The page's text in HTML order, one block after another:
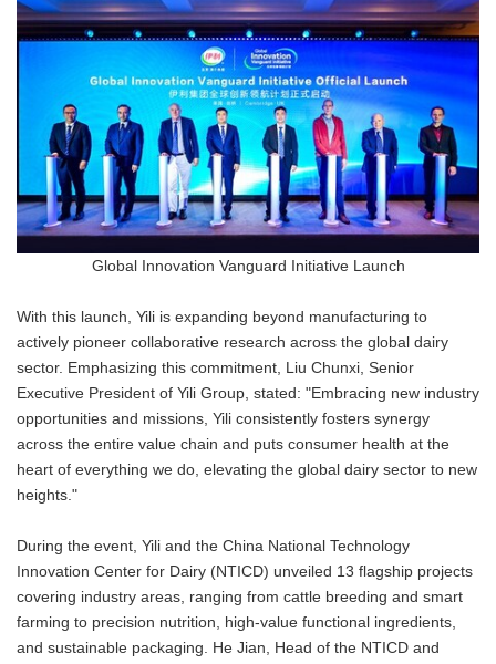
Global Innovation Vanguard Initiative Launch
With this launch, Yili is expanding beyond manufacturing to
actively pioneer collaborative research across the global dairy
sector. Emphasizing this commitment, Liu Chunxi, Senior
Executive President of Yili Group, stated: "Embracing new industry
opportunities and missions, Yili consistently fosters synergy
across the entire value chain and puts consumer health at the
heart of everything we do, elevating the global dairy sector to new
heights."
During the event, Yili and the China National Technology
Innovation Center for Dairy (NTICD) unveiled 13 flagship projects
covering industry areas, ranging from cattle breeding and smart
farming to precision nutrition, high-value functional ingredients,
and sustainable packaging. He Jian, Head of the NTICD and